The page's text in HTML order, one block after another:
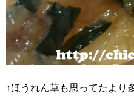
↑ほうれん草も思ってたより